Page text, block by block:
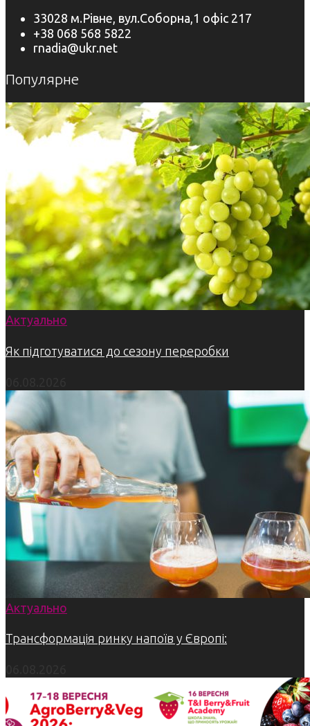
33028 м.Рівне, вул.Соборна,1 офіс 217
+38 068 568 5822
rnadia@ukr.net
Популярне
Актуально
Як підготуватися до сезону переробки
Актуально
Трансформація ринку напоїв у Європі: